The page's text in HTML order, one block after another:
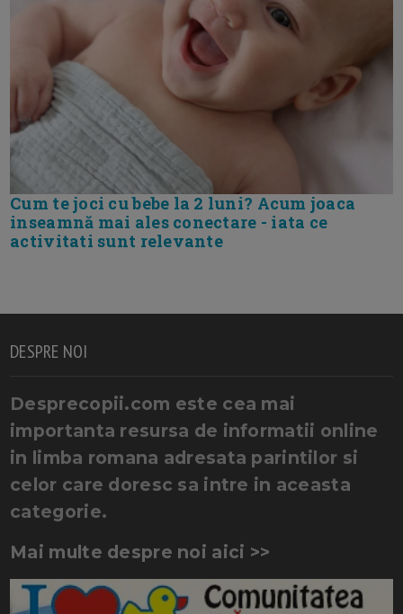
Cum te joci cu bebe la 2 luni? Acum joaca
inseamnă mai ales conectare - iata ce
activitati sunt relevante
DESPRE NOI
Desprecopii.com este cea mai
importanta resursa de informatii online
in limba romana adresata parintilor si
celor care doresc sa intre in aceasta
categorie.
Mai multe despre noi aici >>